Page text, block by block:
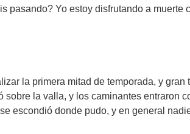
pasando? Yo estoy disfrutando a muerte
la primera mitad de temporada, y
sobre la valla, y los caminantes entraron
escondió donde pudo, y en general